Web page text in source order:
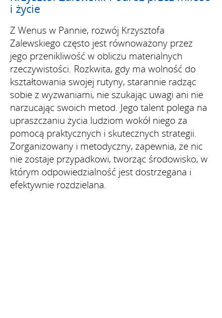
i życie
Z Wenus w Pannie, rozwój Krzysztofa
Zalewskiego często jest równoważony przez
jego przenikliwość w obliczu materialnych
rzeczywistości. Rozkwita, gdy ma wolność do
kształtowania swojej rutyny, starannie radząc
sobie z wyzwaniami, nie szukając uwagi ani nie
narzucając swoich metod. Jego talent polega na
upraszczaniu życia ludziom wokół niego za
pomocą praktycznych i skutecznych strategii.
Zorganizowany i metodyczny, zapewnia, że nic
nie zostaje przypadkowi, tworząc środowisko, w
którym odpowiedzialność jest dostrzegana i
efektywnie rozdzielana.